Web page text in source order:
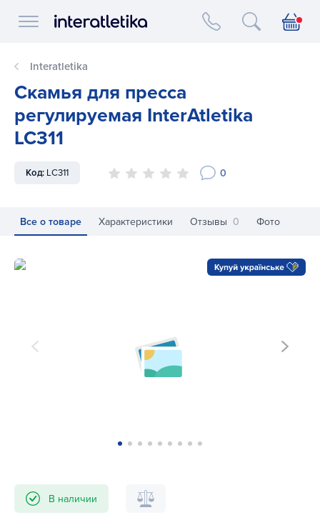
Interatletika logo
Interatletika
Скамья для пресса
регулируемая InterAtletika
LC311
Код: LC311 0
Все о товаре Характеристики Отзывы 0 Фото
Скамья для пресса регулируемая InterAtletika LC311
В наличии